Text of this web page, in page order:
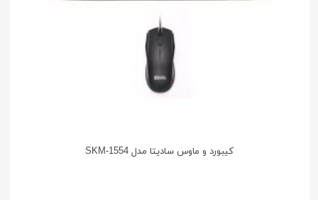
کیبورد و ماوس سادیتا مدل SKM-1554